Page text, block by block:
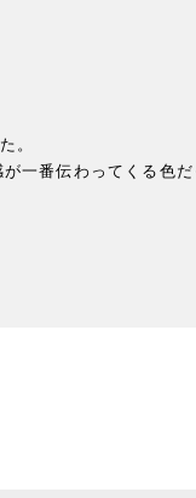
。
一番伝わってくる色だ